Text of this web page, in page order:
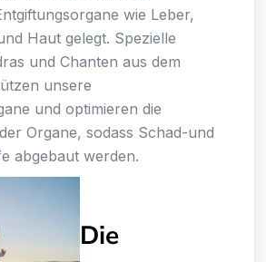
wie Leber,
Haut gelegt. Spezielle
und Chanten aus dem
unsere
und optimieren die
Organe, sodass Schad-und
abgebaut werden.
Die